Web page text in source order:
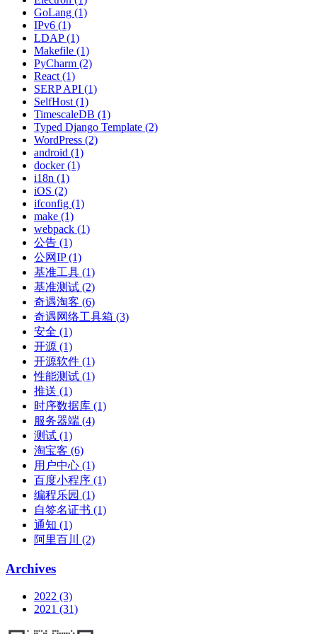
GoLang (1)
IPv6 (1)
LDAP (1)
Makefile (1)
PyCharm (2)
React (1)
SERP API (1)
SelfHost (1)
TimescaleDB (1)
Typed Django Template (2)
WordPress (2)
android (1)
docker (1)
i18n (1)
iOS (2)
ifconfig (1)
make (1)
webpack (1)
公告 (1)
公网IP (1)
基准工具 (1)
基准测试 (2)
奇遇淘客 (6)
奇遇网络工具箱 (3)
安全 (1)
开源 (1)
开源软件 (1)
性能测试 (1)
推送 (1)
时序数据库 (1)
服务器端 (4)
测试 (1)
淘宝客 (6)
用户中心 (1)
百度小程序 (1)
编程乐园 (1)
自签名证书 (1)
通知 (1)
阿里百川 (2)
Archives
2022 (3)
2021 (31)